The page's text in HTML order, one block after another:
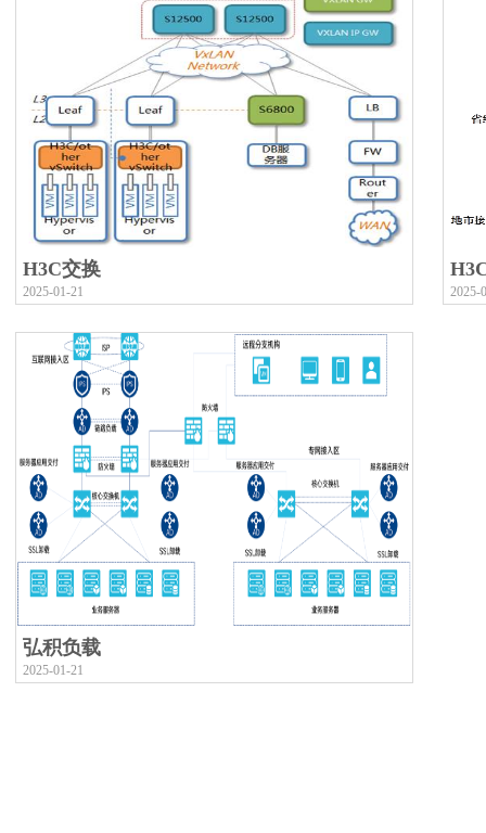
H3C交换
2025-01-21 2025-
弘积负载
2025-01-21